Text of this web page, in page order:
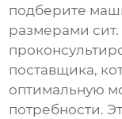
подберите
размерами
поставщика,
оптимальную
потребности.